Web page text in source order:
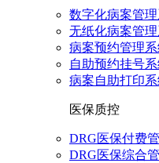
数字化病案管
无纸化病案管
病案预约管理
自助预约挂号
病案自助打印
医保质控
DRG医保付费
DRG医保综合